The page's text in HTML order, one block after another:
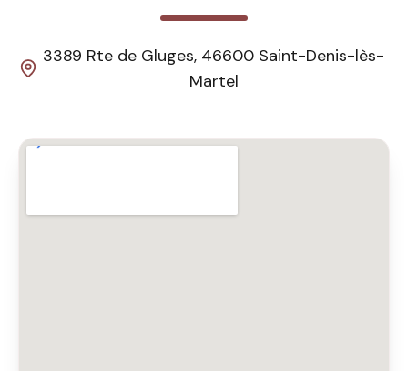
3389 Rte de Gluges, 46600 Saint-Denis-lès-
Martel